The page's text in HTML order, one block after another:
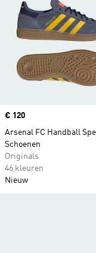
Price
€ 120
Arsenal FC Handball
Schoenen
Originals
46 kleuren
Nieuw